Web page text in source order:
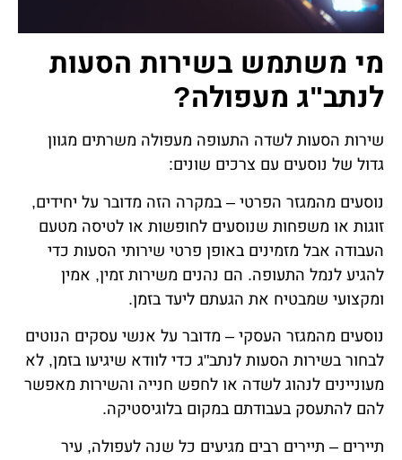
מי משתמש בשירות הסעות
לנתב"ג מעפולה?
שירות הסעות לשדה התעופה מעפולה משרתים מגוון
גדול של נוסעים עם צרכים שונים:
נוסעים מהמגזר הפרטי – במקרה הזה מדובר על יחידים,
זוגות או משפחות שנוסעים לחופשות או לטיסה מטעם
העבודה אבל מזמינים באופן פרטי שירותי הסעות כדי
להגיע לנמל התעופה. הם נהנים משירות זמין, אמין
ומקצועי שמבטיח את הגעתם ליעד בזמן.
נוסעים מהמגזר העסקי – מדובר על אנשי עסקים הנוטים
לבחור בשירות הסעות לנתב"ג כדי לוודא שיגיעו בזמן, לא
מעוניינים לנהוג לשדה או לחפש חנייה והשירות מאפשר
להם להתעסק בעבודתם במקום בלוגיסטיקה.
תיירים – תיירים רבים מגיעים כל שנה לעפולה, עיר